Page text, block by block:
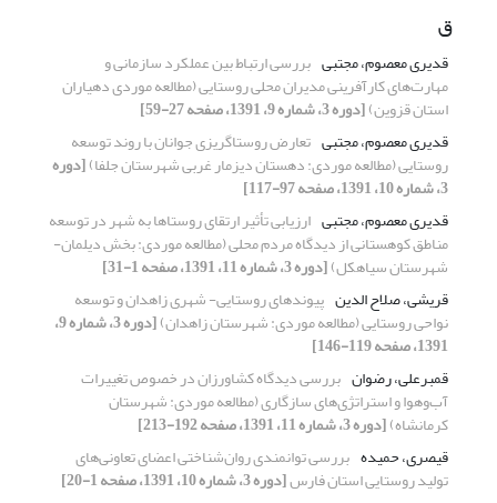
ق
قدیری معصوم، مجتبی بررسی ارتباط بین عملکرد سازمانی و
مهارت‌های کارآفرینی مدیران محلی روستایی (مطالعه موردی دهیاران
استان قزوین)[دوره 3، شماره 9، 1391، صفحه 27-59]
قدیری معصوم، مجتبی تعارض روستاگریزی جوانان با روند توسعه
روستایی (مطالعه موردی: دهستان دیزمار غربی شهرستان جلفا)[دوره
3، شماره 10، 1391، صفحه 97-117]
قدیری معصوم، مجتبی ارزیابی تأثیر ارتقای روستاها به شهر در توسعه
مناطق کوهستانی از دیدگاه مردم محلی (مطالعه موردی: بخش دیلمان-
شهرستان سیاهکل)[دوره 3، شماره 11، 1391، صفحه 1-31]
قریشی، صلاح الدین پیوندهای روستایی- شهری زاهدان و توسعه
نواحی روستایی (مطالعه موردی: شهرستان زاهدان) [دوره 3، شماره 9،
1391، صفحه 119-146]
قمبرعلی، رضوان بررسی دیدگاه کشاورزان در خصوص تغییرات
آب‌وهوا و استراتژی‌های سازگاری (مطالعه موردی: شهرستان
کرمانشاه)[دوره 3، شماره 11، 1391، صفحه 192-213]
قیصری، حمیده بررسی توانمندی روان‌شناختی اعضای تعاونی‌های
تولید روستایی استان فارس[دوره 3، شماره 10، 1391، صفحه 1-20]